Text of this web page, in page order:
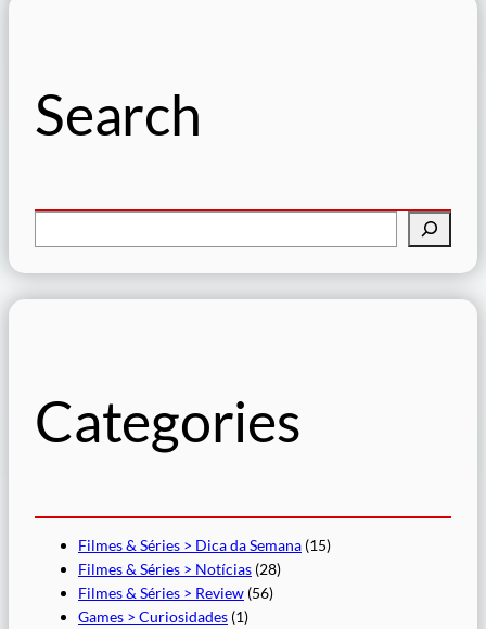
Search
e
s
q
a
r
Categories
Filmes & Séries > Dica da Semana (15)
Filmes & Séries > Notícias (28)
Filmes & Séries > Review (56)
Games > Curiosidades (1)